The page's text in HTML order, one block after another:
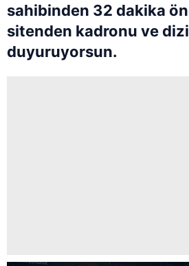
sahibinden 32 dakika
sitenden kadronu ve
duyuruyorsun.